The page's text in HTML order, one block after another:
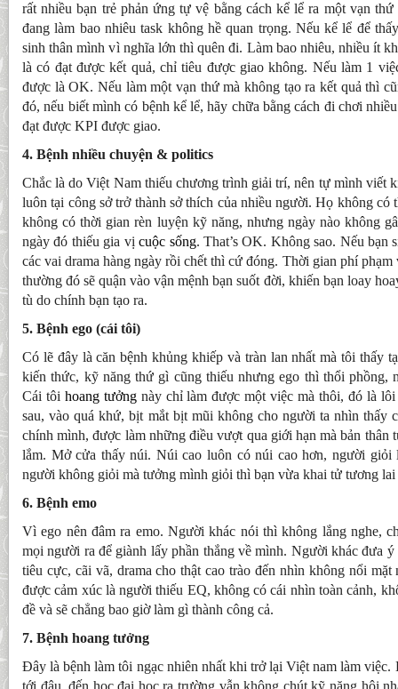
rất nhiều bạn trẻ phản ứng tự vệ bằng cách kể lể ra một vạn thứ
đang làm bao nhiêu task không hề quan trọng. Nếu kể lể để
sinh thân mình vì nghĩa lớn thì quên đi. Làm bao nhiêu, nhiều ít
là có đạt được kết quả, chỉ tiêu được giao không. Nếu làm 1
được là OK. Nếu làm một vạn thứ mà không tạo ra kết quả thì
đó, nếu biết mình có bệnh kể lể, hãy chữa bằng cách đi chơi
đạt được KPI được giao.
4. Bệnh nhiều chuyện & politics
Chắc là do Việt Nam thiếu chương trình giải trí, nên tự mình viết
luôn tại công sở trở thành sở thích của nhiều người. Họ không có
không có thời gian rèn luyện kỹ năng, nhưng ngày nào không
ngày đó thiếu gia vịcuộc sống. That’s OK. Không sao. Nếu bạn
các vai drama hàng ngày rồi chết thì cứ đóng. Thời gian phí
thường đó sẽ quận vào vận mệnh bạn suốt đời, khiến bạn loay
tù do chính bạn tạo ra.
5. Bệnh ego (cái tôi)
Có lẽ đây là căn bệnh khủng khiếp và tràn lan nhất mà tôi thấy
kiến thức, kỹ năng thứ gì cũng thiếu nhưng ego thì thổi phồng,
Cái tôi hoang tưởngnày chỉ làm được một việc mà thôi, đó là
sau, vào quá khứ, bịt mắt bịt mũi không cho người ta nhìn thấy
chính mình, được làm những điều vượt qua giới hạn mà bản thân
lắm. Mở cửa thấy núi. Núi cao luôn có núi cao hơn, người
người không giỏi mà tưởng mình giỏi thì bạn vừa khai tử tương lai
6. Bệnh emo
Vì ego nên đâm ra emo. Người khác nói thì không lắng nghe,
mọi người ra để giành lấy phần thắng về mình. Người khác đưa
tiêu cực, cãi vã, drama cho thật cao trào đến nhìn không nổi
được cảm xúc là người thiếu EQ, không có cái nhìn toàn cảnh,
đề và sẽ chẳng bao giờ làm gì thành công cả.
7. Bệnh hoang tưởng
Đây là bệnh làm tôi ngạc nhiên nhất khi trở lại Việt nam làm việc.
tới đâu, đến học đại học ra trường vẫn không chút kỹ năng hội